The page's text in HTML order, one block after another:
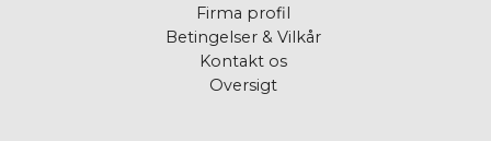
Firma profil
Betingelser & Vilkår
Kontakt os
Oversigt